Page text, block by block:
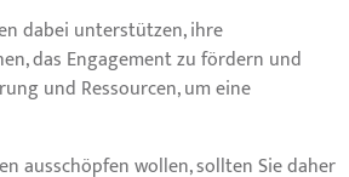
dabei unterstützen, ihre
das Engagement zu fördern und
und Ressourcen, um eine
ausschöpfen wollen, sollten Sie daher